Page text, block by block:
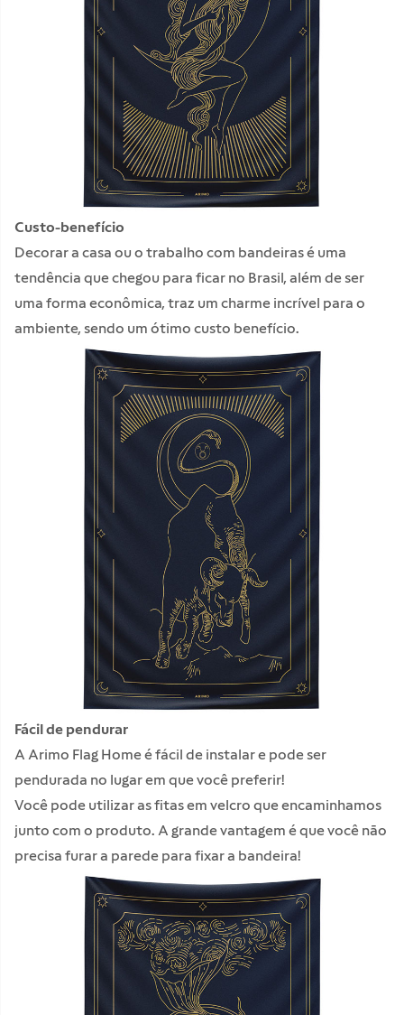
Custo-benefício
Decorar a casa ou o trabalho com bandeiras é uma
tendência que chegou para ficar no Brasil, além de ser
uma forma econômica, traz um charme incrível para o
ambiente, sendo um ótimo custo benefício.
Fácil de pendurar
A Arimo Flag Home é fácil de instalar e pode ser
pendurada no lugar em que você preferir!
Você pode utilizar as fitas em velcro que encaminhamos
junto com o produto. A grande vantagem é que você não
precisa furar a parede para fixar a bandeira!